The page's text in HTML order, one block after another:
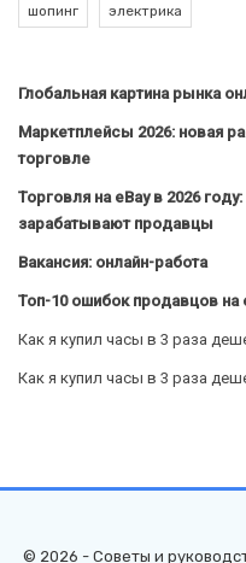
шопинг электрика
Глобальная картина рынка
Маркетплейсы 2026: новая
торговле
Торговля на eBay в 2026
зарабатывают продавцы
Вакансия: онлайн-работа
Топ-10 ошибок продавцов на
Как я купил часы в 3 раза
Как я купил часы в 3 раза
© 2026 - Советы и